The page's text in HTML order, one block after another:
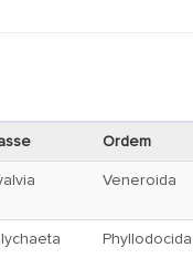
Ordem
Veneroida
Phyllodocida